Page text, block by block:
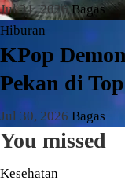
Jul 31, 2026Bagas
Hiburan
KPop
Pekan di
Jul 30, 2026 Bagas
You missed
Kesehatan